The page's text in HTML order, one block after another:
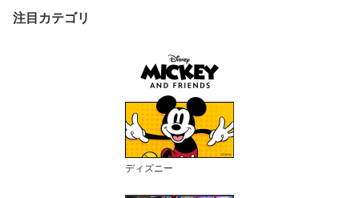
注目カテゴリ
ディズニー